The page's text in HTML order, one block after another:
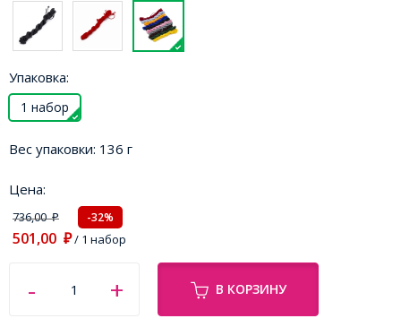
Упаковка:
1 набор
Вес упаковки: 136 г
Цена:
736,00₽ -32%
501,00 ₽/ 1 набор
В КОРЗИНУ